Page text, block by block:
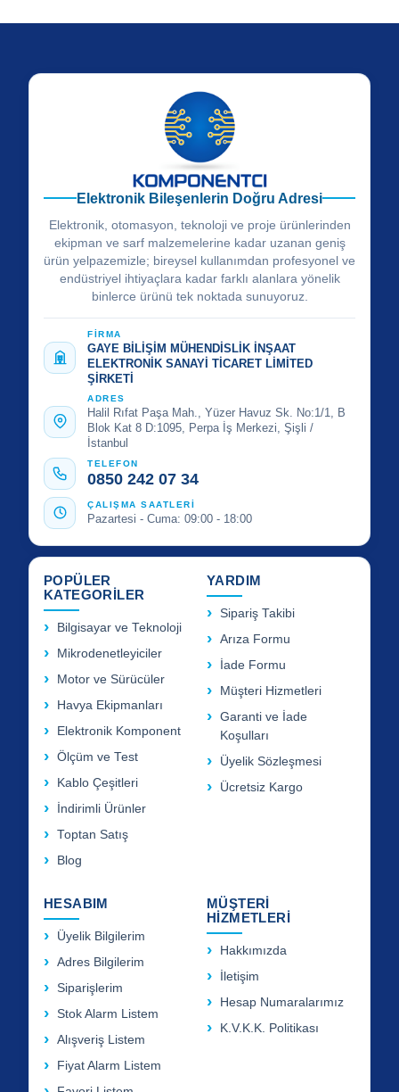
Elektronik Bileşenlerin Doğru Adresi
Elektronik, otomasyon, teknoloji ve proje ürünlerinden
ekipman ve sarf malzemelerine kadar uzanan geniş
ürün yelpazemizle; bireysel kullanımdan profesyonel ve
endüstriyel ihtiyaçlara kadar farklı alanlara yönelik
binlerce ürünü tek noktada sunuyoruz.
FİRMA
GAYE BİLİŞİM MÜHENDİSLİK İNŞAAT
ELEKTRONİK SANAYİ TİCARET LİMİTED
ŞİRKETİ
ADRES
Halil Rıfat Paşa Mah., Yüzer Havuz Sk. No:1/1, B
Blok Kat 8 D:1095, Perpa İş Merkezi, Şişli /
İstanbul
TELEFON
0850 242 07 34
ÇALIŞMA SAATLERİ
Pazartesi - Cuma: 09:00 - 18:00
POPÜLER
KATEGORİLER
Bilgisayar ve Teknoloji
Mikrodenetleyiciler
Motor ve Sürücüler
Havya Ekipmanları
Elektronik Komponent
Ölçüm ve Test
Kablo Çeşitleri
İndirimli Ürünler
Toptan Satış
Blog
YARDIM
Sipariş Takibi
Arıza Formu
İade Formu
Müşteri Hizmetleri
Garanti ve İade
Koşulları
Üyelik Sözleşmesi
Ücretsiz Kargo
HESABIM
Üyelik Bilgilerim
Adres Bilgilerim
Siparişlerim
Stok Alarm Listem
Alışveriş Listem
Fiyat Alarm Listem
MÜŞTERİ
HİZMETLERİ
Hakkımızda
İletişim
Hesap Numaralarımız
K.V.K.K. Politikası